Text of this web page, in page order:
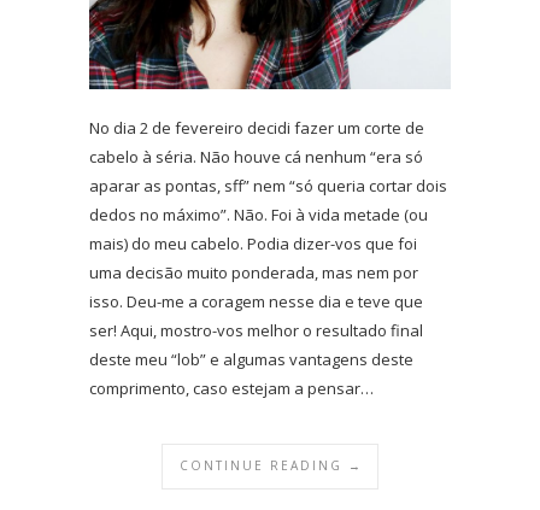
No dia 2 de fevereiro decidi fazer um corte de
cabelo à séria. Não houve cá nenhum “era só
aparar as pontas, sff” nem “só queria cortar dois
dedos no máximo”. Não. Foi à vida metade (ou
mais) do meu cabelo. Podia dizer-vos que foi
uma decisão muito ponderada, mas nem por
isso. Deu-me a coragem nesse dia e teve que
ser! Aqui, mostro-vos melhor o resultado final
deste meu “lob” e algumas vantagens deste
comprimento, caso estejam a pensar…
CONTINUE READING →